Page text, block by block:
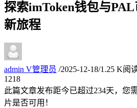
探索imToken钱包与
新旅程
admin V管理员 /2025-12-18/1.25 K阅
1218
此篇文章发布距今已超过234天，您
片是否可用！